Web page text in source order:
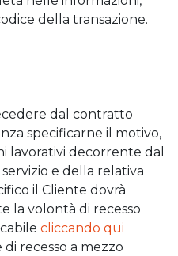
della transazione.
dal contratto
specificarne il motivo,
lavorativi decorrente dal
e della relativa
il Cliente dovrà
la volontà di recesso
cliccando qui
recesso a mezzo